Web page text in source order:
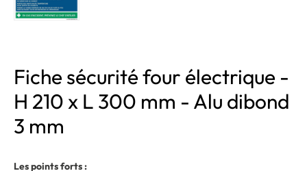
Fiche sécurité four électrique -
H 210 x L 300 mm - Alu dibond
3 mm
Les points forts :